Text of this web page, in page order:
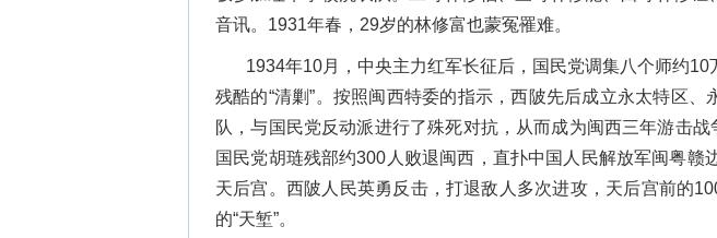
音讯。1931年春，29岁的林修富也蒙冤罹难。
1934年10月，中央主力红军长征后，国民党调集八个师约
残酷的“清剿”。按照闽西特委的指示，西陂先后成立永太特区、
队，与国民党反动派进行了殊死对抗，从而成为闽西三年游击战
国民党胡琏残部约300人败退闽西，直扑中国人民解放军闽粤赣
天后宫。西陂人民英勇反击，打退敌人多次进攻，天后宫前的
的“天堑”。